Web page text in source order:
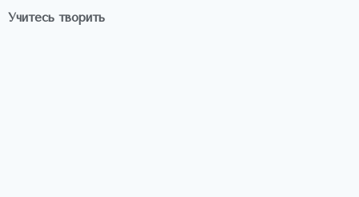
Учитесь творить